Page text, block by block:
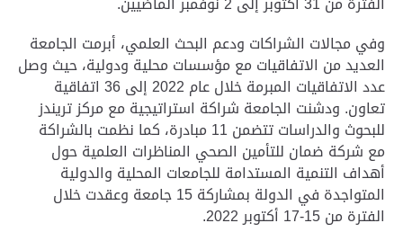
وفي مجالات الشراكات ودعم البحث العلمي، أبرمت الجامعة
العديد من الاتفاقيات مع مؤسسات محلية ودولية، حيث وصل
عدد الاتفاقيات المبرمة خلال عام 2022 إلى 36 اتفاقية
تعاون. ودشنت الجامعة شراكة استراتيجية مع مركز تريندز
للبحوث والدراسات تتضمن 11 مبادرة، كما نظمت بالشراكة
مع شركة ضمان للتأمين الصحي المناظرات العلمية حول
أهداف التنمية المستدامة للجامعات المحلية والدولية
المتواجدة في الدولة بمشاركة 15 جامعة وعقدت خلال
الفترة من 15-17 أكتوبر 2022
.